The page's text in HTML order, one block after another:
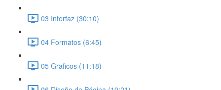
03 Interfaz (30:10)
04 Formatos (6:45)
05 Graficos (11:18)